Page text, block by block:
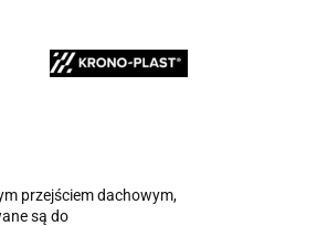
przejściem dachowym,
są do